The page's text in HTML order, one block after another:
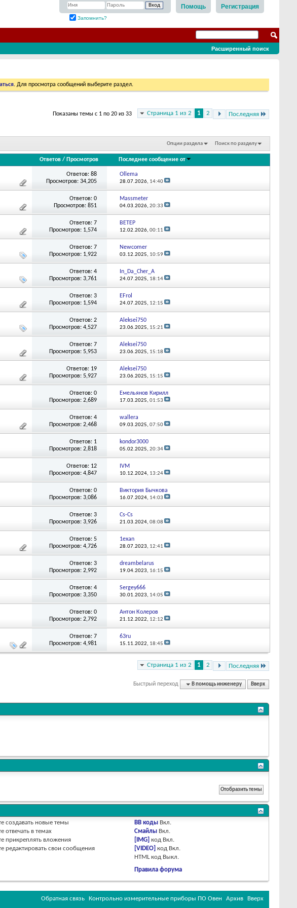
Регистрация
Помощь
Запомнить?
Расширенный поиск
. Для просмотра сообщений выберите раздел.
Страница 1 из 2 1 2 Последняя
Показаны темы с 1 по 20 из 33
Опции раздела Поиск по разделу
Ответов / Просмотров Последнее сообщение от
Ответов: 88
Просмотров: 34,205
Ollema
28.07.2026, 14:40
Ответов: 0
Просмотров: 851
Massmeter
04.03.2026, 20:33
Ответов: 7
Просмотров: 1,574
BETEP
12.02.2026, 00:11
Ответов: 7
Просмотров: 1,922
Newcomer
03.12.2025, 10:59
Ответов: 4
Просмотров: 3,761
In_Da_Cher_A
24.07.2025, 18:14
Ответов: 3
Просмотров: 1,594
EFrol
24.07.2025, 12:15
Ответов: 2
Просмотров: 4,527
Aleksei750
23.06.2025, 15:21
Ответов: 7
Просмотров: 5,953
Aleksei750
23.06.2025, 15:18
Ответов: 19
Просмотров: 5,927
Aleksei750
23.06.2025, 15:15
Ответов: 0
Просмотров: 2,689
Емельянов Кирилл
17.03.2025, 01:53
Ответов: 4
Просмотров: 2,468
wallera
09.03.2025, 07:50
Ответов: 1
Просмотров: 2,818
kondor3000
05.02.2025, 20:34
Ответов: 12
Просмотров: 4,847
IVM
10.12.2024, 13:24
Ответов: 0
Просмотров: 3,086
Виктория Бычкова
16.07.2024, 14:03
Ответов: 3
Просмотров: 3,926
Cs-Cs
21.03.2024, 08:08
Ответов: 5
Просмотров: 4,726
1exan
28.07.2023, 12:41
Ответов: 3
Просмотров: 2,992
dreambelarus
19.04.2023, 16:15
Ответов: 4
Просмотров: 3,350
Sergey666
30.01.2023, 14:05
Ответов: 0
Просмотров: 2,792
Антон Колеров
21.12.2022, 12:12
Ответов: 7
Просмотров: 4,981
63ru
15.11.2022, 18:45
Страница 1 из 2 1 2 Последняя
Быстрый переход В помощь инженеру Вверх
создавать новые темы
отвечать в темах
прикреплять вложения
редактировать свои сообщения
BB коды Вкл.
Смайлы Вкл.
[IMG] код Вкл.
[VIDEO] код Вкл.
HTML код Выкл.
Правила форума
Обратная связь Контрольно измерительные приборы ПО Овен Архив Вверх